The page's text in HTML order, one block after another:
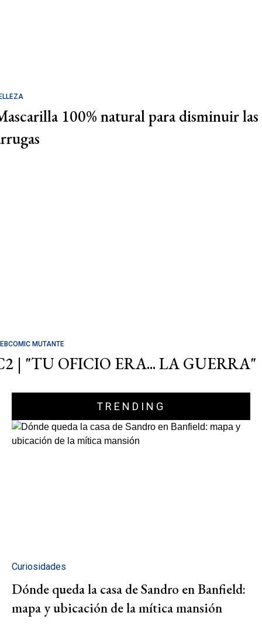
100% natural para disminuir las
MUTANTE
| "TU OFICIO ERA... LA GUERRA"
TRENDING
Curiosidades
Dónde queda la casa de Sandro en Banfield:
mapa y ubicación de la mítica mansión